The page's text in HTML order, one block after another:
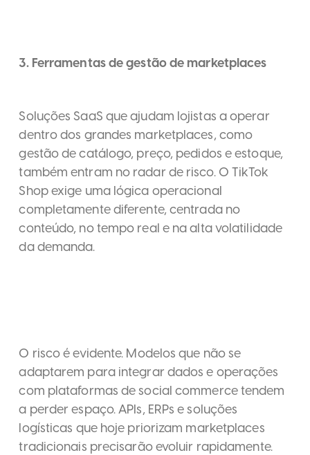
3. Ferramentas de gestão de marketplaces
Soluções SaaS que ajudam lojistas a operar
dentro dos grandes marketplaces, como
gestão de catálogo, preço, pedidos e estoque,
também entram no radar de risco. O TikTok
Shop exige uma lógica operacional
completamente diferente, centrada no
conteúdo, no tempo real e na alta volatilidade
da demanda.
O risco é evidente. Modelos que não se
adaptarem para integrar dados e operações
com plataformas de social commerce tendem
a perder espaço. APIs, ERPs e soluções
logísticas que hoje priorizam marketplaces
tradicionais precisarão evoluir rapidamente.